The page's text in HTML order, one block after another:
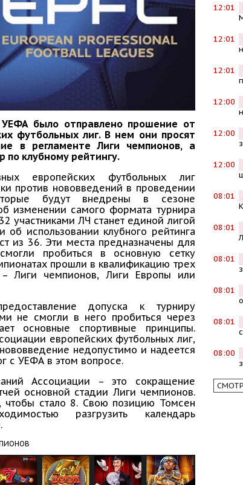
УЕФА было отправлено прошение от
футбольных лиг. В нем они просят
в регламенте Лиги чемпионов, а
по клубному рейтингу.
европейских футбольных лиг
против нововведений в проведении
будут внедрены в сезоне
изменении самого формата турнира
участниками ЛЧ станет единой лигой
об использовании клубного рейтинга
из 36. Эти места предназначены для
пробиться в основную сетку
прошли в квалификацию трех
– Лиги чемпионов, Лиги Европы или
допуска к турниру
не смогли в него пробиться через
основные спортивные принципы.
европейских футбольных лиг,
недопустимо и надеется
с УЕФА в этом вопросе.
Ассоциации – это сокращение
основной стадии Лиги чемпионов.
чтобы стало 8. Свою позицию Томсен
разгрузить календарь
12:01
12:01
12:01
12:00
12:00
12:00
08:01
08:01
08:01
08:01
08:01
08:00